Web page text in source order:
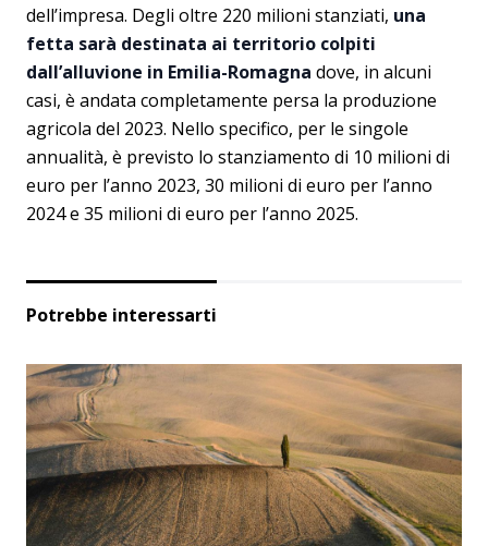
dell’impresa. Degli oltre 220 milioni stanziati, una
fetta sarà destinata ai territorio colpiti
dall’alluvione in Emilia-Romagna dove, in alcuni
casi, è andata completamente persa la produzione
agricola del 2023. Nello specifico, per le singole
annualità, è previsto lo stanziamento di 10 milioni di
euro per l’anno 2023, 30 milioni di euro per l’anno
2024 e 35 milioni di euro per l’anno 2025.
Potrebbe interessarti